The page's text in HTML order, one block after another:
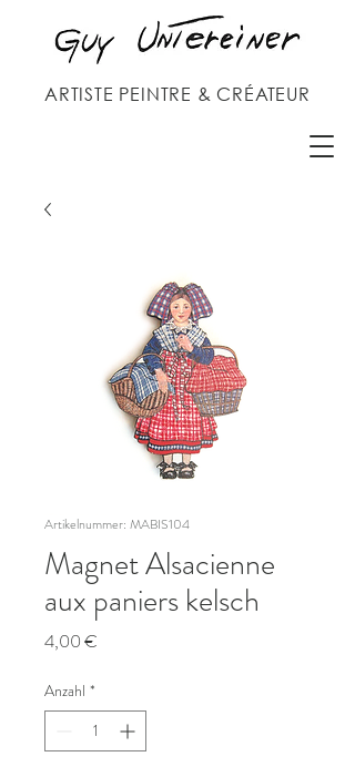
ARTISTE PEINTRE & CRÉATEUR
Artikelnummer: MABIS104
Magnet Alsacienne
aux paniers kelsch
4,00 €
Anzahl *